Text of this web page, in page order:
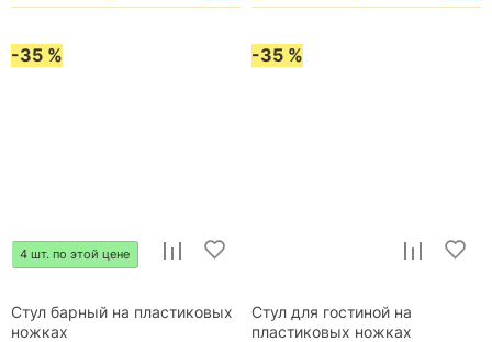
-35 %
4 шт. по этой цене
Стул барный на пластиковых
ножках
-35 %
Стул для гостиной на
пластиковых ножках